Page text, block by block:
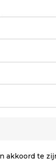
akkoord te